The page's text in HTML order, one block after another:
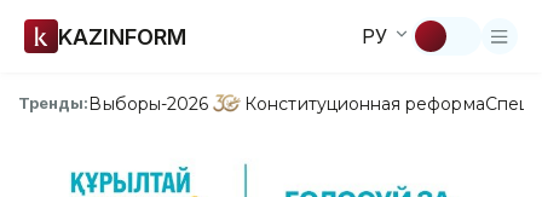
KAZINFORM РУ
Тренды:Выборы-2026 Конституционная реформа